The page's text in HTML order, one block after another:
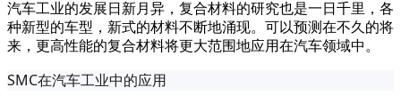
汽车工业的发展日新月异，复合材料的研究也是一日千里，各
种新型的车型，新式的材料不断地涌现。可以预测在不久的将
来，更高性能的复合材料将更大范围地应用在汽车领域中。
SMC在汽车工业中的应用